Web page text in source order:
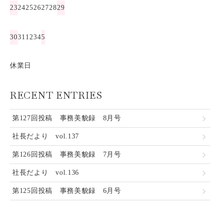
23242526272829
3031 12345
休業日
RECENT ENTRIES
第127回投稿 事務美貌録 8月号
社長だより vol.137
第126回投稿 事務美貌録 7月号
社長だより vol.136
第125回投稿 事務美貌録 6月号